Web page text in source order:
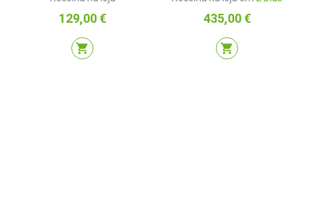
Preço
129,00 €
shopping_cart
Preço
435,00 €
shopping_cart